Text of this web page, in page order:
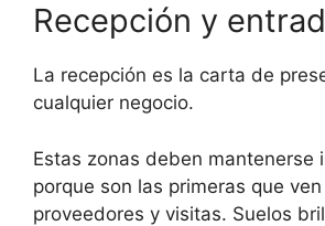
Recepción y
La recepción es la carta de
cualquier negocio.
Estas zonas deben mantenerse
porque son las primeras que
proveedores y visitas. Suelos